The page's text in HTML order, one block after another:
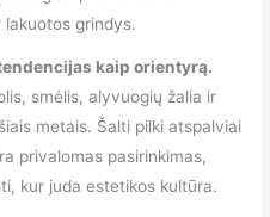
lakuotos grindys.
kaip orientyrą.
smėlis, alyvuogių žalia ir
metais. Šalti pilki atspalviai
privalomas pasirinkimas,
kur juda estetikos kultūra.